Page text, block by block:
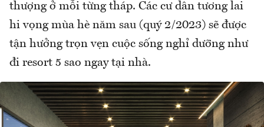
thượng ở mỗi từng tháp. Các cư dân tương lai
hi vọng mùa hè năm sau (quý 2/2023) sẽ được
tận hưởng trọn vẹn cuộc sống nghỉ dưỡng như
đi resort 5 sao ngay tại nhà.